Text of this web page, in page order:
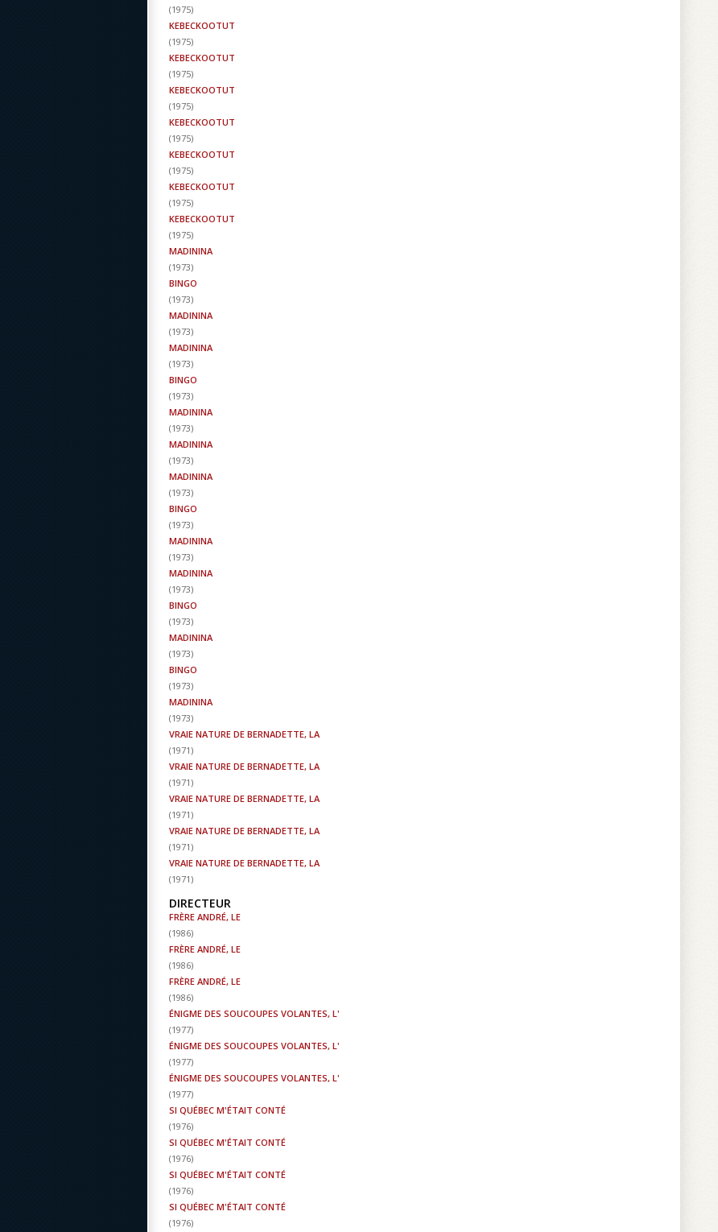
(1975)
KEBECKOOTUT
(1975)
KEBECKOOTUT
(1975)
KEBECKOOTUT
(1975)
KEBECKOOTUT
(1975)
KEBECKOOTUT
(1975)
KEBECKOOTUT
(1975)
KEBECKOOTUT
(1975)
MADININA
(1973)
BINGO
(1973)
MADININA
(1973)
MADININA
(1973)
BINGO
(1973)
MADININA
(1973)
MADININA
(1973)
MADININA
(1973)
BINGO
(1973)
MADININA
(1973)
MADININA
(1973)
BINGO
(1973)
MADININA
(1973)
BINGO
(1973)
MADININA
(1973)
VRAIE NATURE DE BERNADETTE, LA
(1971)
VRAIE NATURE DE BERNADETTE, LA
(1971)
VRAIE NATURE DE BERNADETTE, LA
(1971)
VRAIE NATURE DE BERNADETTE, LA
(1971)
VRAIE NATURE DE BERNADETTE, LA
(1971)
DIRECTEUR
FRÈRE ANDRÉ, LE
(1986)
FRÈRE ANDRÉ, LE
(1986)
FRÈRE ANDRÉ, LE
(1986)
ÉNIGME DES SOUCOUPES VOLANTES, L'
(1977)
ÉNIGME DES SOUCOUPES VOLANTES, L'
(1977)
ÉNIGME DES SOUCOUPES VOLANTES, L'
(1977)
SI QUÉBEC M'ÉTAIT CONTÉ
(1976)
SI QUÉBEC M'ÉTAIT CONTÉ
(1976)
SI QUÉBEC M'ÉTAIT CONTÉ
(1976)
SI QUÉBEC M'ÉTAIT CONTÉ
(1976)